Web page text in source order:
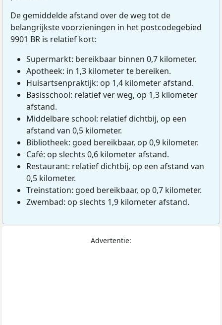
De gemiddelde afstand over de weg tot de
belangrijkste voorzieningen in het postcodegebied
9901 BR is relatief kort:
Supermarkt: bereikbaar binnen 0,7 kilometer.
Apotheek: in 1,3 kilometer te bereiken.
Huisartsenpraktijk: op 1,4 kilometer afstand.
Basisschool: relatief ver weg, op 1,3 kilometer
afstand.
Middelbare school: relatief dichtbij, op een
afstand van 0,5 kilometer.
Bibliotheek: goed bereikbaar, op 0,9 kilometer.
Café: op slechts 0,6 kilometer afstand.
Restaurant: relatief dichtbij, op een afstand van
0,5 kilometer.
Treinstation: goed bereikbaar, op 0,7 kilometer.
Zwembad: op slechts 1,9 kilometer afstand.
Advertentie: